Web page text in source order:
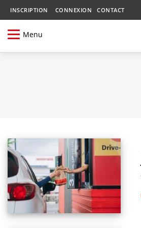
INSCRIPTION CONNEXION CONTACT
Menu